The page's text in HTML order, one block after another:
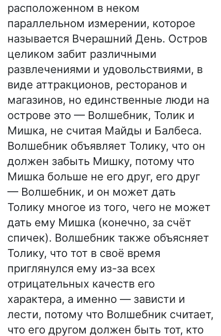
расположенном в неком
параллельном измерении, которое
называется Вчерашний День. Остров
целиком забит различными
развлечениями и удовольствиями, в
виде аттракционов, ресторанов и
магазинов, но единственные люди на
острове это — Волшебник, Толик и
Мишка, не считая Майды и Балбеса.
Волшебник объявляет Толику, что он
должен забыть Мишку, потому что
Мишка больше не его друг, его друг
— Волшебник, и он может дать
Толику многое из того, чего не может
дать ему Мишка (конечно, за счёт
спичек). Волшебник также объясняет
Толику, что тот в своё время
приглянулся ему из-за всех
отрицательных качеств его
характера, а именно — зависти и
лести, потому что Волшебник считает,
что его другом должен быть тот, кто